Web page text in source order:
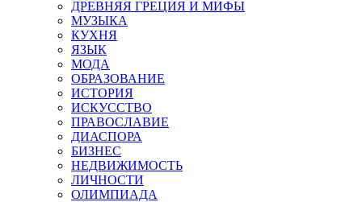
ДРЕВНЯЯ ГРЕЦИЯ И МИФЫ
МУЗЫКА
КУХНЯ
ЯЗЫК
МОДА
ОБРАЗОВАНИЕ
ИСТОРИЯ
ИСКУССТВО
ПРАВОСЛАВИЕ
ДИАСПОРА
БИЗНЕС
НЕДВИЖИМОСТЬ
ЛИЧНОСТИ
ОЛИМПИАДА